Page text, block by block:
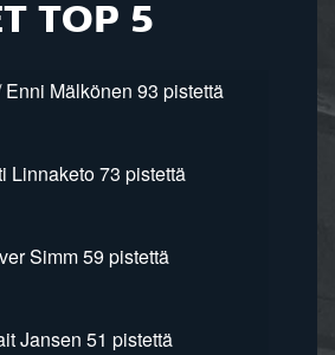
TOP 5
Mälkönen 93 pistettä
Linnaketo 73 pistettä
Simm 59 pistettä
Jansen 51 pistettä